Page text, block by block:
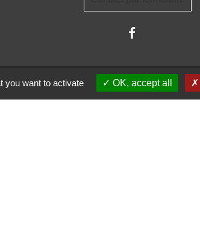
you want to activate OK, accept all